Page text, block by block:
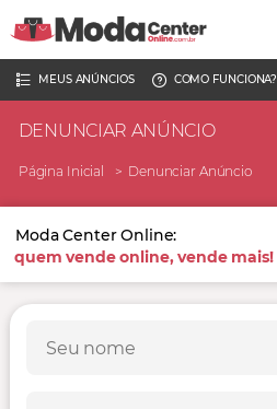
MEUS ANÚNCIOS
COMO FUNCIONA?
DENUNCIAR ANÚNCIO
Página Inicial Denunciar Anúncio
Moda Center Online:
quem vende online, vende mais!